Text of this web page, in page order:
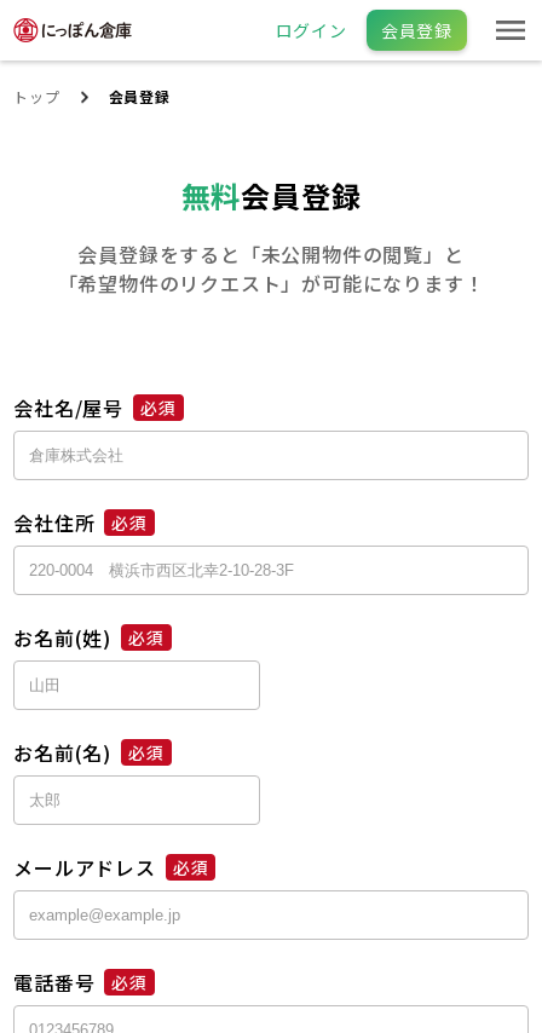
ログイン 会員登録
トップ 会員登録
無料会員登録
会員登録をすると「未公開物件の閲覧」と
「希望物件のリクエスト」が可能になります！
会社名/屋号 必須
会社住所 必須
お名前(姓) 必須
お名前(名) 必須
メールアドレス 必須
電話番号 必須